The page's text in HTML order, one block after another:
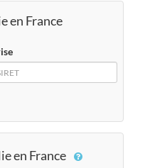
en France
en France